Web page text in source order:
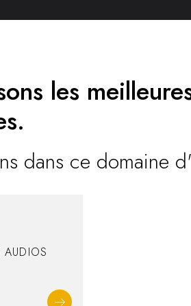
les
dans ce domaine
AUDIOS